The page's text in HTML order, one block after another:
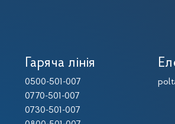
Гаряча лінія
0500-501-007
0770-501-007
0730-501-007